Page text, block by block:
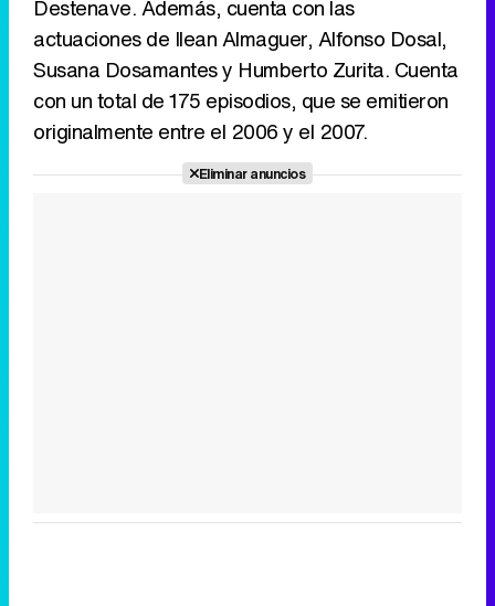
Destenave. Además, cuenta con las
actuaciones de Ilean Almaguer, Alfonso Dosal,
Susana Dosamantes y Humberto Zurita. Cuenta
con un total de 175 episodios, que se emitieron
originalmente entre el 2006 y el 2007.
Eliminar anuncios